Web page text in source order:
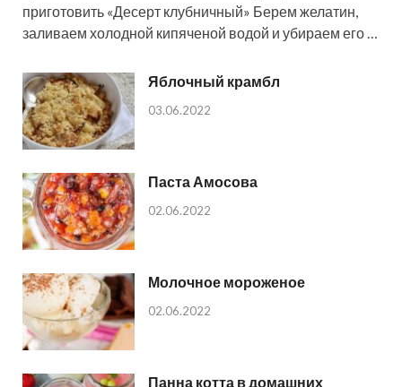
приготовить «Десерт клубничный» Берем желатин,
заливаем холодной кипяченой водой и убираем его …
Яблочный крамбл
03.06.2022
Паста Амосова
02.06.2022
Молочное мороженое
02.06.2022
Панна котта в домашних